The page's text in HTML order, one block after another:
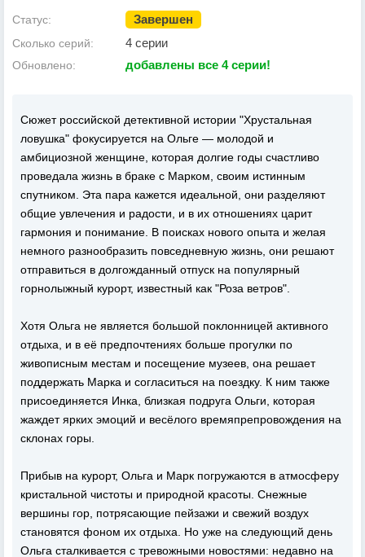
Статус: Завершен
Сколько серий: 4 серии
Обновлено: добавлены все 4 серии!
Сюжет российской детективной истории "Хрустальная
ловушка" фокусируется на Ольге — молодой и
амбициозной женщине, которая долгие годы счастливо
проведала жизнь в браке с Марком, своим истинным
спутником. Эта пара кажется идеальной, они разделяют
общие увлечения и радости, и в их отношениях царит
гармония и понимание. В поисках нового опыта и желая
немного разнообразить повседневную жизнь, они решают
отправиться в долгожданный отпуск на популярный
горнолыжный курорт, известный как "Роза ветров".
Хотя Ольга не является большой поклонницей активного
отдыха, и в её предпочтениях больше прогулки по
живописным местам и посещение музеев, она решает
поддержать Марка и согласиться на поездку. К ним также
присоединяется Инка, близкая подруга Ольги, которая
жаждет ярких эмоций и весёлого времяпрепровождения на
склонах горы.
Прибыв на курорт, Ольга и Марк погружаются в атмосферу
кристальной чистоты и природной красоты. Снежные
вершины гор, потрясающие пейзажи и свежий воздух
становятся фоном их отдыха. Но уже на следующий день
Ольга сталкивается с тревожными новостями: недавно на